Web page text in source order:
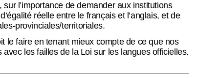
l’importance de demander aux institutions
réelle entre le français et l’anglais, et de
provinciales/territoriales.
le faire en tenant mieux compte de ce que nos
les failles de la Loi sur les langues officielles.